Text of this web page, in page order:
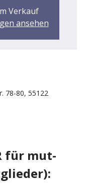
Verkauf
ansehen
78-80, 55122
für mut-